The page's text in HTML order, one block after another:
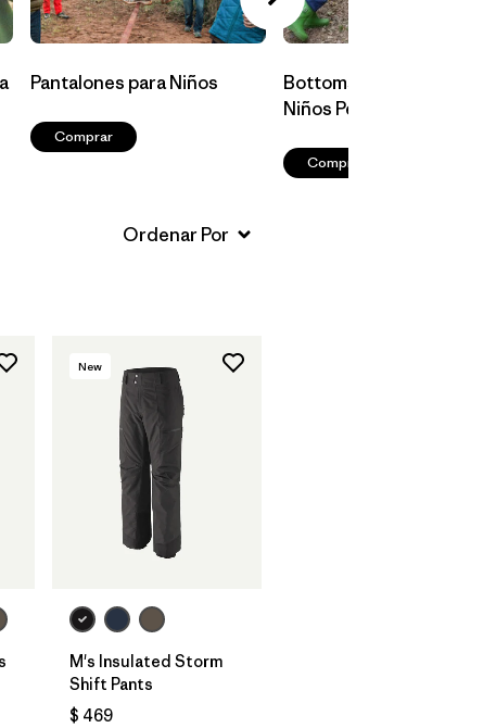
Pantalones para Niños
Comprar
Bottoms para Bebés y
Niños Pequeños
Comprar
New
M's Insulated Storm
Shift Pants
$ 469